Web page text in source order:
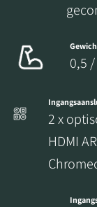
0,5 /
2 x
HDMI